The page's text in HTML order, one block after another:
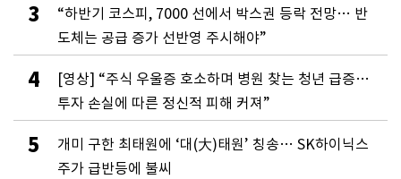
3
“하반기 코스피, 7000 선에서 박스권 등락 전망… 반
도체는 공급 증가 선반영 주시해야”
4
[영상] “주식 우울증 호소하며 병원 찾는 청년 급증…
투자 손실에 따른 정신적 피해 커져”
5
개미 구한 최태원에 ‘대(大)태원’ 칭송… SK하이닉스
주가 급반등에 불씨